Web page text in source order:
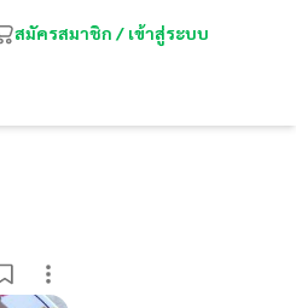
สมัครสมาชิก / เข้าสู่ระบบ